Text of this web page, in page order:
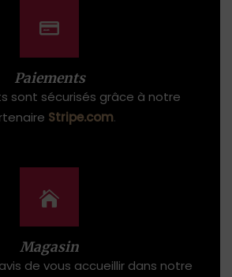
Paiements
sont sécurisés grâce à notre
Stripe.com.
Magasin
de vous accueillir dans notre